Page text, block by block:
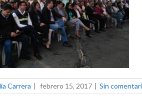
Carrera | febrero 15, 2017 | Sin